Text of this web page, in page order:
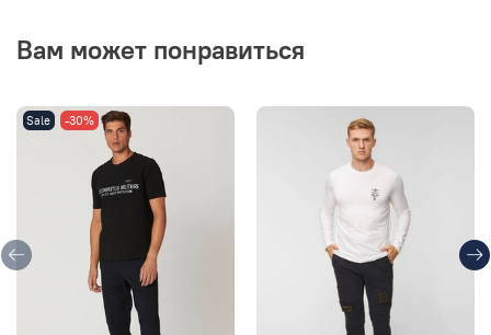
Вам может понравиться
Sale -30%